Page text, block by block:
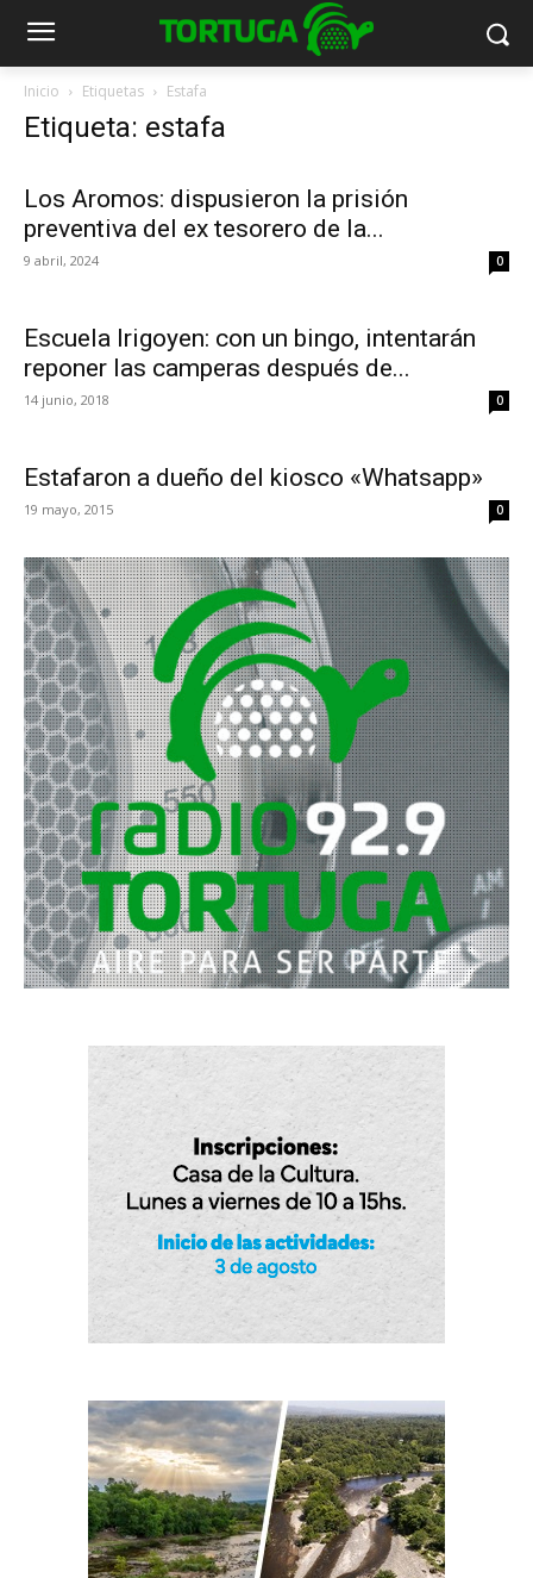
Inicio Etiquetas Estafa
Etiqueta: estafa
Los Aromos: dispusieron la prisión
preventiva del ex tesorero de la...
9 abril, 2024 0
Escuela Irigoyen: con un bingo, intentarán
reponer las camperas después de...
14 junio, 2018 0
Estafaron a dueño del kiosco «Whatsapp»
19 mayo, 2015 0